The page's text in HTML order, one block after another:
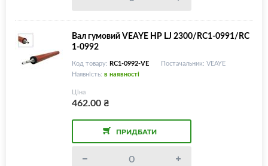
Вал гумовий VEAYE HP LJ 2300/RC1-0991/RC
1-0992
Код товару: RC1-0992-VE
Постачальник: VEAYE
Наявність: в наявності
Ціна
462.00₴
ПРИДБАТИ